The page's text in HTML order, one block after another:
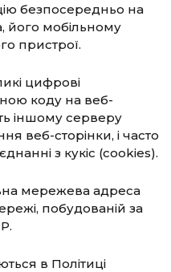
безпосередньо на
його мобільному
пристрої.
цифрові
коду на веб-
іншому серверу
веб-сторінки, і часто
з кукіс (cookies).
мережева адреса
побудованій за
в Політиці